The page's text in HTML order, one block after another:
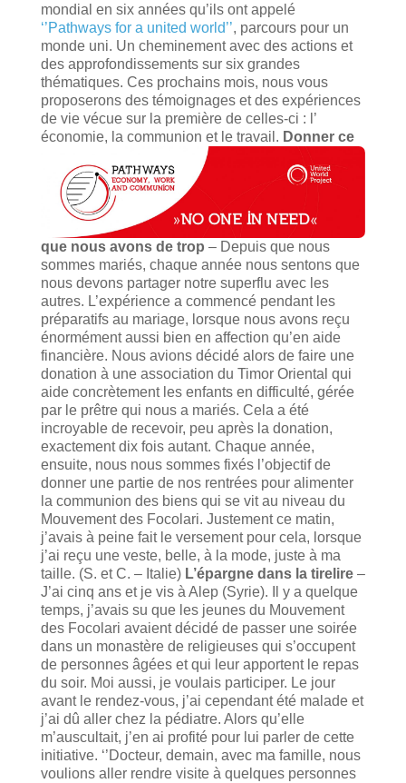
mondial en six années qu’ils ont appelé
‘’Pathways for a united world’’, parcours pour un
monde uni. Un cheminement avec des actions et
des approfondissements sur six grandes
thématiques. Ces prochains mois, nous vous
proposerons des témoignages et des expériences
de vie vécue sur la première de celles-ci : l’
économie, la communion et le travail. Donner ce
que nous avons de trop – Depuis que nous
sommes mariés, chaque année nous sentons que
nous devons partager notre superflu avec les
autres. L’expérience a commencé pendant les
préparatifs au mariage, lorsque nous avons reçu
énormément aussi bien en affection qu’en aide
financière. Nous avions décidé alors de faire une
donation à une association du Timor Oriental qui
aide concrètement les enfants en difficulté, gérée
par le prêtre qui nous a mariés. Cela a été
incroyable de recevoir, peu après la donation,
exactement dix fois autant. Chaque année,
ensuite, nous nous sommes fixés l’objectif de
donner une partie de nos rentrées pour alimenter
la communion des biens qui se vit au niveau du
Mouvement des Focolari. Justement ce matin,
j’avais à peine fait le versement pour cela, lorsque
j’ai reçu une veste, belle, à la mode, juste à ma
taille. (S. et C. – Italie) L’épargne dans la tirelire–
J’ai cinq ans et je vis à Alep (Syrie). Il y a quelque
temps, j’avais su que les jeunes du Mouvement
des Focolari avaient décidé de passer une soirée
dans un monastère de religieuses qui s’occupent
de personnes âgées et qui leur apportent le repas
du soir. Moi aussi, je voulais participer. Le jour
avant le rendez-vous, j’ai cependant été malade et
j’ai dû aller chez la pédiatre. Alors qu’elle
m’auscultait, j’en ai profité pour lui parler de cette
initiative. ‘’Docteur, demain, avec ma famille, nous
voulions aller rendre visite à quelques personnes